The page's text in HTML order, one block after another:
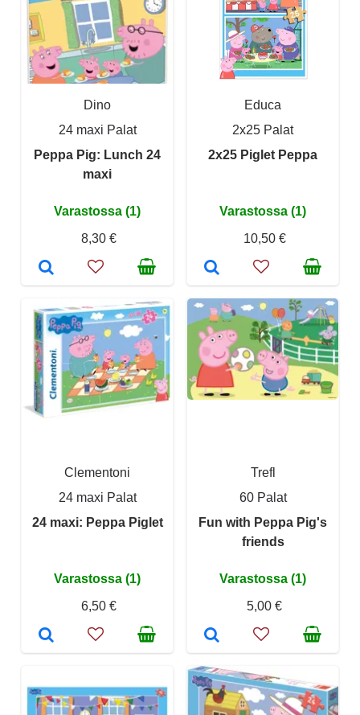
Dino
24 maxi Palat
Peppa Pig: Lunch 24
maxi
Varastossa (1)
8,30 €
Educa
2x25 Palat
2x25 Piglet Peppa
Varastossa (1)
10,50 €
Clementoni
24 maxi Palat
24 maxi: Peppa Piglet
Varastossa (1)
6,50 €
Trefl
60 Palat
Fun with Peppa Pig's
friends
Varastossa (1)
5,00 €